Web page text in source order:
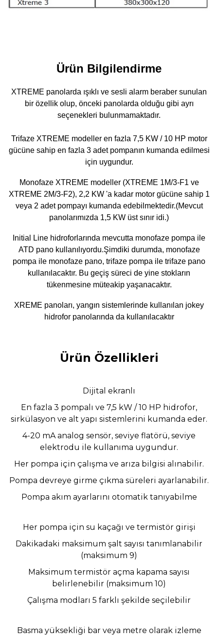
Ürün Bilgilendirme
XTREME panolarda ışıklı ve sesli alarm beraber sunulan
bir özellik olup, önceki panolarda olduğu gibi ayrı
seçenekleri bulunmamaktadır.
Trifaze XTREME modeller en fazla 7,5 KW / 10 HP motor
gücüne sahip en fazla 3 adet pompanın kumanda edilmesi
için uygundur.
Monofaze XTREME modeller (XTREME 1M/3-F1 ve
XTREME 2M/3-F2), 2,2 KW 'a kadar motor gücüne sahip 1
veya 2 adet pompayı kumanda edebilmektedir.(Mevcut
panolarımızda 1,5 KW üst sınır idi.)
Initial Line hidroforlarında mevcutta monofaze pompa ile
ATD pano kullanılıyordu.Şimdiki durumda, monofaze
pompa ile monofaze pano, trifaze pompa ile trifaze pano
kullanılacaktır. Bu geçiş süreci de yine stokların
tükenmesine müteakip yaşanacaktır.
XREME panoları, yangın sistemlerinde kullanılan jokey
hidrofor panolarında da kullanılacaktır
Ürün Özellikleri
Dijital ekranlı
En fazla 3 pompalı ve 7,5 kW / 10 HP hidrofor,
sirkülasyon ve alt yapı sistemlerini kumanda eder.
4-20 mA analog sensör, seviye flatörü, seviye
elektrodu ile kullanıma uygundur.
Her pompa için çalışma ve arıza bilgisi alınabilir.
Pompa devreye girme çıkma süreleri ayarlanabilir.
Pompa akım ayarlarını otomatik tanıyabilme
Her pompa için su kaçağı ve termistör girişi
Dakikadaki maksimum şalt sayısı tanımlanabilir
(maksimum 9)
Maksimum termistör açma kapama sayısı
belirlenebilir (maksimum 10)
Çalışma modları 5 farklı şekilde seçilebilir
Basma yüksekliği bar veya metre olarak izleme